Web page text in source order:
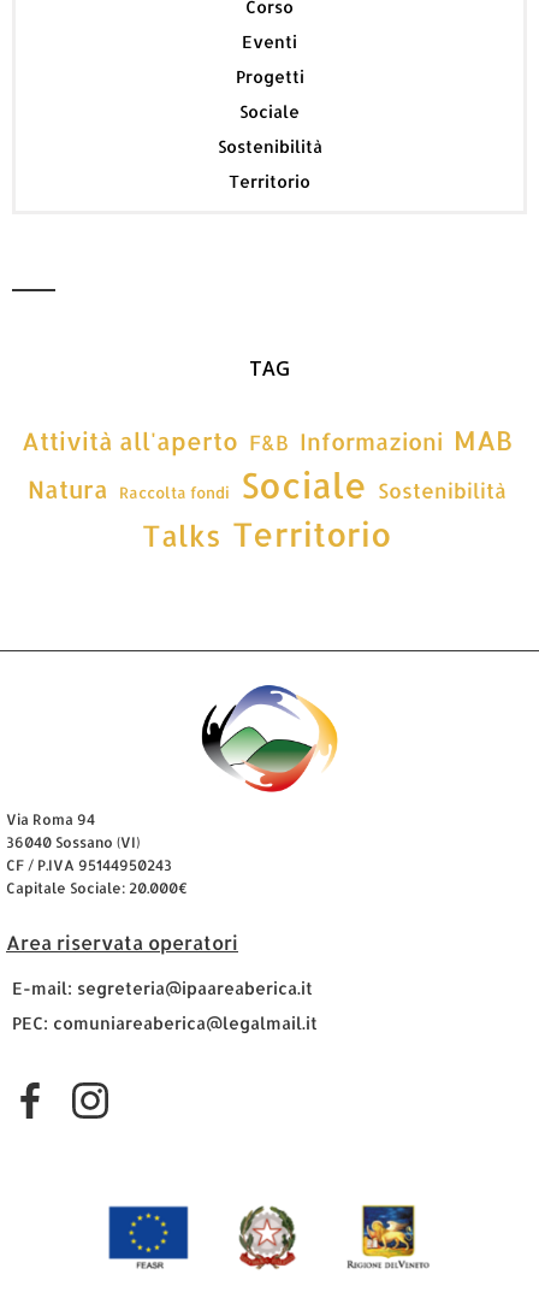
Corso
Eventi
Progetti
Sociale
Sostenibilità
Territorio
TAG
Attività all'aperto F&B Informazioni MAB
Natura Raccolta fondi Sociale Sostenibilità
Talks Territorio
Via Roma 94
36040 Sossano (VI)
CF / P.IVA 95144950243
Capitale Sociale: 20.000€
Area riservata operatori
E-mail: segreteria@ipaareaberica.it
PEC: comuniareaberica@legalmail.it